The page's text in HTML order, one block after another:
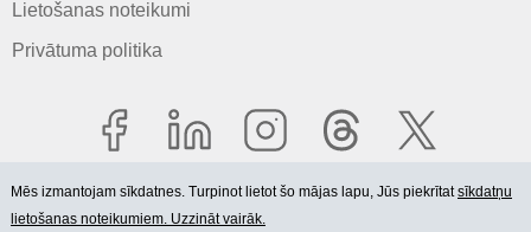
Lietošanas noteikumi
Privātuma politika
Mēs izmantojam sīkdatnes. Turpinot lietot šo mājas lapu, Jūs piekrītatsīkdatņu
lietošanas noteikumiem. Uzzināt vairāk.